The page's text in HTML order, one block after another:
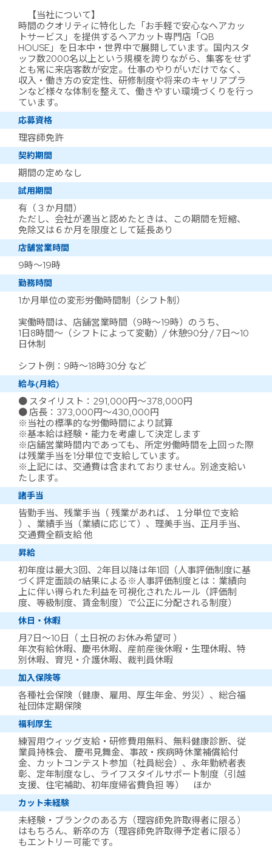
【当社について】
時間のクオリティに特化した「お手軽で安心なヘアカッ
トサービス」を提供するヘアカット専門店「QB
HOUSE」を日本中・世界中で展開しています。国内スタ
ッフ数2000名以上という規模を誇りながら、集客をせず
とも常に来店客数が安定。仕事のやりがいだけでなく、
収入・働き方の安定性、研修制度や将来のキャリアプラ
ンなど様々な体制を整えて、働きやすい環境づくりを行っ
ています。
応募資格
理容師免許
契約期間
期間の定めなし
試用期間
有（３か月間）
ただし、会社が適当と認めたときは、この期間を短縮、
免除又は６か月を限度として延長あり
店舗営業時間
9時～19時
勤務時間
1か月単位の変形労働時間制（シフト制）
実働時間は、店舗営業時間（9時～19時）のうち、
1日8時間～（シフトによって変動）/ 休憩90分 / 7日～10
日休制
シフト例：9時～18時30分 など
給与(月給)
● スタイリスト：291,000円～378,000円
● 店長：373,000円～430,000円
※当社の標準的な労働時間により試算
※基本給は経験・能力を考慮して決定します
※店舗営業時間内であっても、所定労働時間を上回った際
は残業手当を1分単位で支給しています。
※上記には、交通費は含まれておりません。別途支給い
たします。
諸手当
皆勤手当、残業手当（ 残業があれば、１分単位で支給
）、業績手当（業績に応じて）、理美手当、正月手当、
交通費全額支給 他
昇給
初年度は最大3回、2年目以降は年1回（人事評価制度に基
づく評定面談の結果による※人事評価制度とは：業績向
上に伴い得られた利益を可視化されたルール（評価制
度、等級制度、賃金制度）で公正に分配される制度）
休日・休暇
月7日～10日（ 土日祝のお休み希望可 ）
年次有給休暇、慶弔休暇、産前産後休暇・生理休暇、特
別休暇、育児・介護休暇、裁判員休暇
加入保険等
各種社会保険（健康、雇用、厚生年金、労災）、総合福
祉団体定期保険
福利厚生
練習用ウィッグ支給・研修費用無料、無料健康診断、従
業員持株会、 慶弔見舞金、事故・疾病時休業補償給付
金、カットコンテスト参加（社員総会）、永年勤続者表
彰、定年制度なし、ライフスタイルサポート制度（引越
支援、住宅補助、初年度帰省費負担 等） ほか
カット未経験
未経験・ブランクのある方（理容師免許取得者に限る）
はもちろん、新卒の方（理容師免許取得予定者に限る）
もエントリー可能です。